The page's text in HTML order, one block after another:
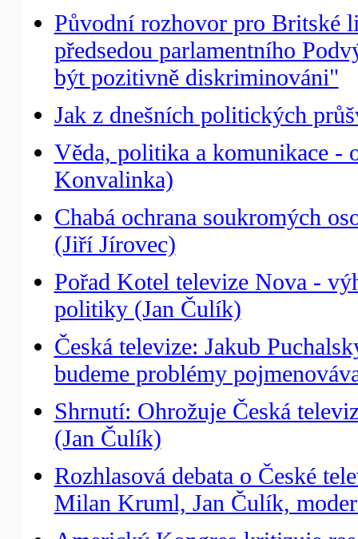
Původní rozhovor pro Britské
předsedou parlamentního
být pozitivně diskriminováni"
Jak z dnešních politických
Věda, politika a komunikace -
Konvalinka)
Chabá ochrana soukromých
(Jiří Jírovec)
Pořad Kotel televize Nova -
politiky (Jan Čulík)
Česká televize: Jakub
budeme problémy
Shrnutí: Ohrožuje Česká
(Jan Čulík)
Rozhlasová debata o České
Milan Kruml, Jan Čulík,